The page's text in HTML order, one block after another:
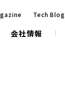
会社情報
Tech Blog